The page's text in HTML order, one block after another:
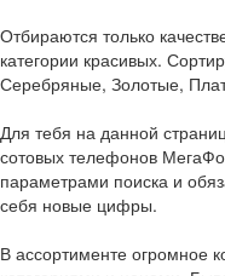
Отбираются только
категории красивых.
Серебряные, Золотые,
Для тебя на данной
сотовых телефонов
параметрами поиска и
себя новые цифры.
В ассортименте огромное